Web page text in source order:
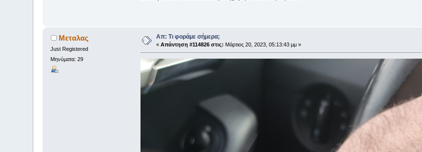
Μεταλας
Just Registered
Μηνύματα: 29
Απ: Τι φοράμε σήμερα;
«Απάντηση #114826 στις: Μάρτιος 20, 2023, 05:13:43 μμ »